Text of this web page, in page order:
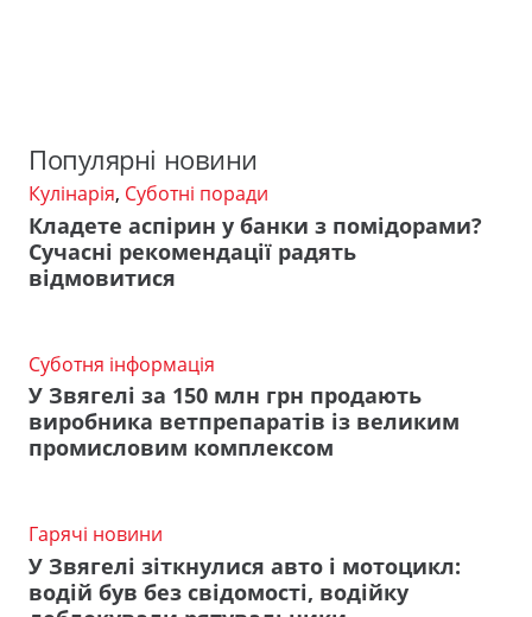
Популярні новини
Кулінарія, Суботні поради
Кладете аспірин у банки з помідорами?
Сучасні рекомендації радять
відмовитися
Суботня інформація
У Звягелі за 150 млн грн продають
виробника ветпрепаратів із великим
промисловим комплексом
Гарячі новини
У Звягелі зіткнулися авто і мотоцикл:
водій був без свідомості, водійку